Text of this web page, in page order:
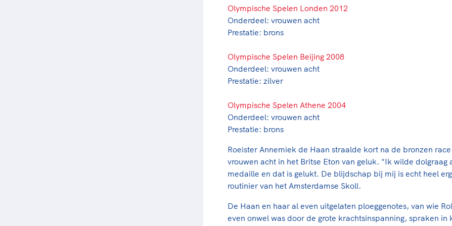
Olympische Spelen Londen 2012
Onderdeel: vrouwen acht
Prestatie: brons
Olympische Spelen Beijing 2008
Onderdeel: vrouwen acht
Prestatie: zilver
Olympische Spelen Athene 2004
Onderdeel: vrouwen acht
Prestatie: brons
Roeister Annemiek de Haan straalde kort na de bronzen
vrouwen acht in het Britse Eton van geluk. "Ik wilde dolgraag
medaille en dat is gelukt. De blijdschap bij mij is echt heel
routinier van het Amsterdamse Skoll.
De Haan en haar al even uitgelaten ploeggenotes, van wie
even onwel was door de grote krachtsinspanning, spraken in